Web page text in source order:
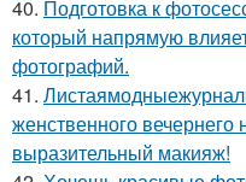
40. Подготовка к
который напрямую
фотографий.
41.
женственного вечернего
выразительный макияж!